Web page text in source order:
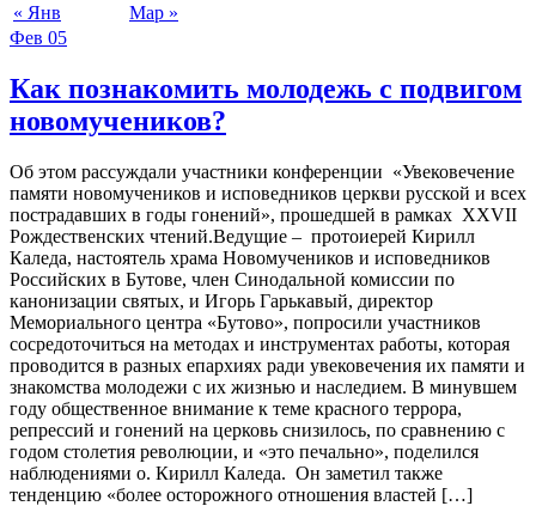
« Янв Мар »
Фев 05
Как познакомить молодежь с подвигом
новомучеников?
Об этом рассуждали участники конференции «Увековечение
памяти новомучеников и исповедников церкви русской и всех
пострадавших в годы гонений», прошедшей в рамках XXVII
Рождественских чтений.Ведущие – протоиерей Кирилл
Каледа, настоятель храма Новомучеников и исповедников
Российских в Бутове, член Синодальной комиссии по
канонизации святых, и Игорь Гарькавый, директор
Мемориального центра «Бутово», попросили участников
сосредоточиться на методах и инструментах работы, которая
проводится в разных епархиях ради увековечения их памяти и
знакомства молодежи с их жизнью и наследием. В минувшем
году общественное внимание к теме красного террора,
репрессий и гонений на церковь снизилось, по сравнению с
годом столетия революции, и «это печально», поделился
наблюдениями о. Кирилл Каледа. Он заметил также
тенденцию «более осторожного отношения властей […]